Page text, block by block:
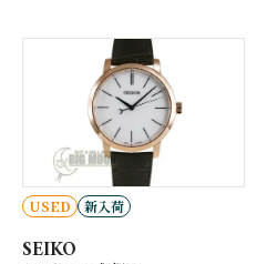
USED 新入荷
SEIKO